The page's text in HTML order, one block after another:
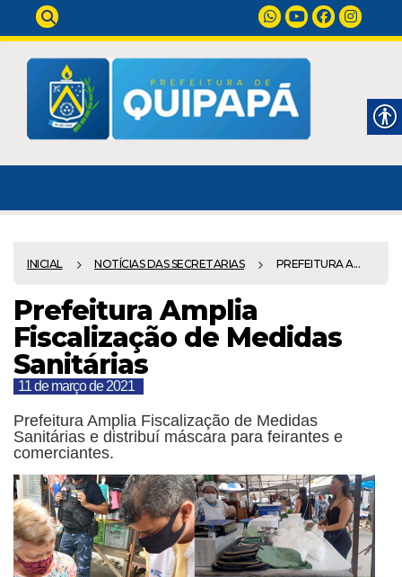
INICIAL NOTÍCIAS DAS SECRETARIAS PREFEITURA A...
Prefeitura Amplia
Fiscalização de Medidas
Sanitárias
11 de março de 2021
Prefeitura Amplia Fiscalização de Medidas
Sanitárias e distribuí máscara para feirantes e
comerciantes.